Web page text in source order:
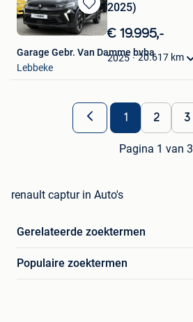
Bewaren
in
Favorieten
2025)
€ 19.995,-
2025 20.617 km
Garage Gebr. Van Damme bvba
Lebbeke
1 2 3
Pagina 1 van 3
renault captur in Auto's
Gerelateerde zoektermen
Populaire zoektermen